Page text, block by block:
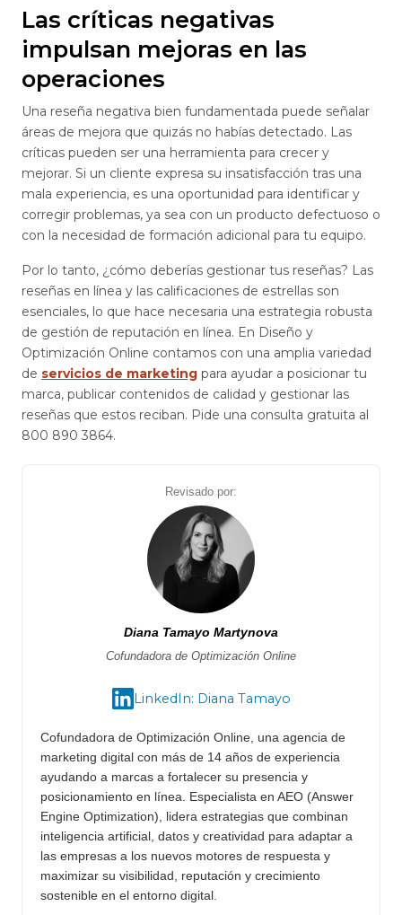
Las críticas negativas
impulsan mejoras en las
operaciones
Una reseña negativa bien fundamentada puede señalar
áreas de mejora que quizás no habías detectado. Las
críticas pueden ser una herramienta para crecer y
mejorar. Si un cliente expresa su insatisfacción tras una
mala experiencia, es una oportunidad para identificar y
corregir problemas, ya sea con un producto defectuoso o
con la necesidad de formación adicional para tu equipo.
Por lo tanto, ¿cómo deberías gestionar tus reseñas? Las
reseñas en línea y las calificaciones de estrellas son
esenciales, lo que hace necesaria una estrategia robusta
de gestión de reputación en línea. En Diseño y
Optimización Online contamos con una amplia variedad
de servicios de marketing para ayudar a posicionar tu
marca, publicar contenidos de calidad y gestionar las
reseñas que estos reciban. Pide una consulta gratuita al
800 890 3864.
Revisado por:
Diana Tamayo Martynova
Cofundadora de Optimización Online
LinkedIn: Diana Tamayo
Cofundadora de Optimización Online, una agencia de
marketing digital con más de 14 años de experiencia
ayudando a marcas a fortalecer su presencia y
posicionamiento en línea. Especialista en AEO (Answer
Engine Optimization), lidera estrategias que combinan
inteligencia artificial, datos y creatividad para adaptar a
las empresas a los nuevos motores de respuesta y
maximizar su visibilidad, reputación y crecimiento
sostenible en el entorno digital.